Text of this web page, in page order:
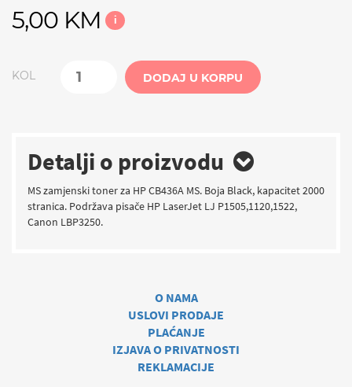
5,00 KM i
KOL DODAJ U KORPU
Detalji o proizvodu
MS zamjenski toner za HP CB436A MS. Boja Black, kapacitet 2000
stranica. Podržava pisače HP LaserJet LJ P1505,1120,1522,
Canon LBP3250.
O NAMA
USLOVI PRODAJE
PLAĆANJE
IZJAVA O PRIVATNOSTI
REKLAMACIJE